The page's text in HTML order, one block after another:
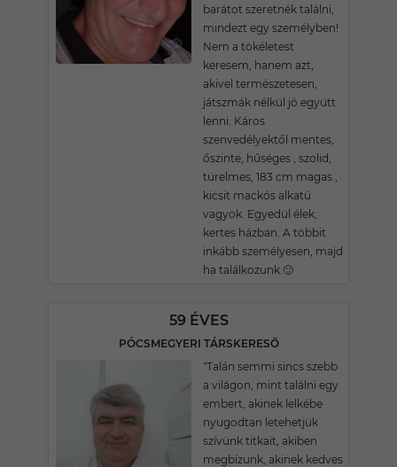
barátot szeretnék találni,
mindezt egy személyben!
Nem a tökéletest
keresem, hanem azt,
akivel természetesen,
játszmák nélkül jó együtt
lenni. Káros
szenvedélyektől mentes,
őszinte, hűséges , szolid,
türelmes, 183 cm magas ,
kicsit mackós alkatú
vagyok. Egyedül élek,
kertes házban. A többit
inkább személyesen, majd
ha találkozunk.🙂
59 ÉVES
PÓCSMEGYERI TÁRSKERESŐ
"Talán semmi sincs szebb
a világon, mint találni egy
embert, akinek lelkébe
nyugodtan letehetjük
szívünk titkait, akiben
megbízunk, akinek kedves